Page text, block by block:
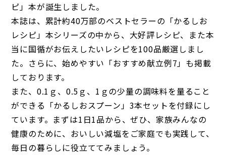
ピ」本が誕生しました。
本誌は、累計約40万部のベストセラーの「かるしお
レシピ」本シリーズの中から、大好評レシピ、また本
当に国循がお伝えしたいレシピを100品厳選しまし
た。さらに、始めやすい「おすすめ献立例7」も掲載
しております。
また、0.1ｇ、0.5ｇ、1ｇの少量の調味料を量ること
ができる「かるしおスプーン」3本セットを付録にし
ています。まずは1日1品から、ぜひ、家族みんなの
健康のために、おいしい減塩をご家庭でも実践して、
毎日の暮らしに役立ててみましょう。